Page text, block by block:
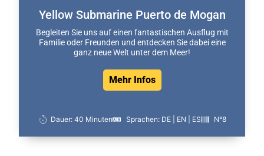
Yellow Submarine Puerto de Mogan
Begleiten Sie uns auf einen fantastischen Ausflug mit
Familie oder Freunden und entdecken Sie dabei eine
ganz neue Welt unter dem Meer!
Mehr Infos
Dauer: 40 Minuten Sprachen: DE | EN | ES N°8